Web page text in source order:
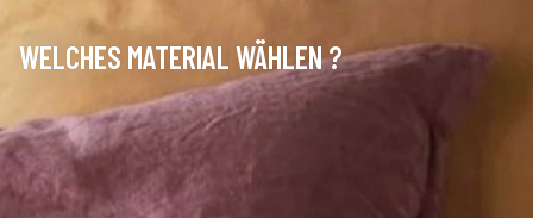
WELCHES MATERIAL WÄHLEN ?